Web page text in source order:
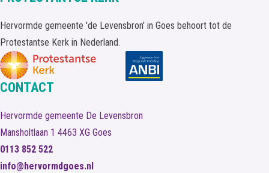
Hervormde gemeente 'de Levensbron' in Goes behoort tot de
Protestantse Kerk in Nederland.
CONTACT
Hervormde gemeente De Levensbron
Mansholtlaan 1 4463 XG Goes
0113 852 522
info@hervormdgoes.nl